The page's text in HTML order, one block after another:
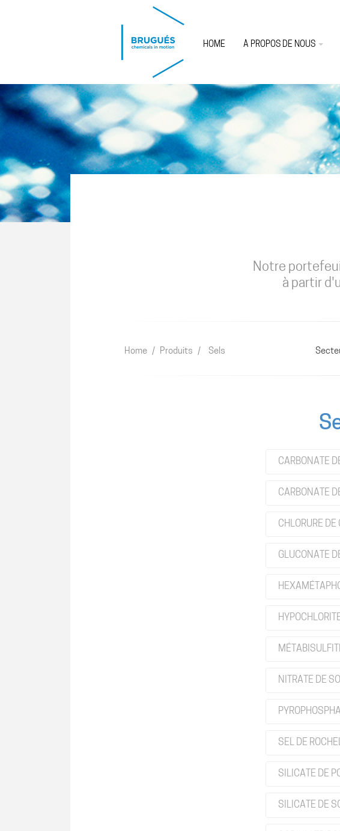
HOME À PROPOS DE NOUS
Notre
à partir
Home / Produits / Sels
CARBONATE
CARBONATE
CHLORURE DE
GLUCONATE
NITRATE DE
SEL DE
SILICATE DE
SILICATE DE